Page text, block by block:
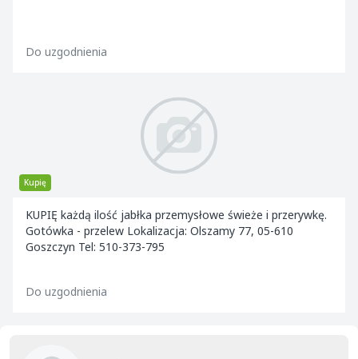
Do uzgodnienia
Kupię
KUPIĘ każdą ilość jabłka przemysłowe świeże i przerywkę.
Gotówka - przelew Lokalizacja: Olszamy 77, 05-610
Goszczyn Tel: 510-373-795
Do uzgodnienia